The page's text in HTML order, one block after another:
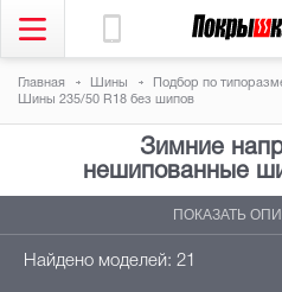
Главная Шины Подбор по
Шины 235/50 R18 без шипов
Зимние
нешипованные
ПОКАЗАТЬ
Найдено моделей: 21